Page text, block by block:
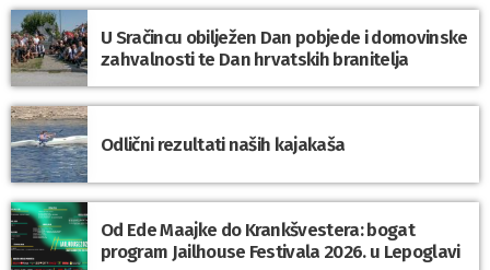
U Sračincu obilježen Dan pobjede i domovinske
zahvalnosti te Dan hrvatskih branitelja
Odlični rezultati naših kajakaša
Od Ede Maajke do Krankšvestera: bogat
program Jailhouse Festivala 2026. u Lepoglavi